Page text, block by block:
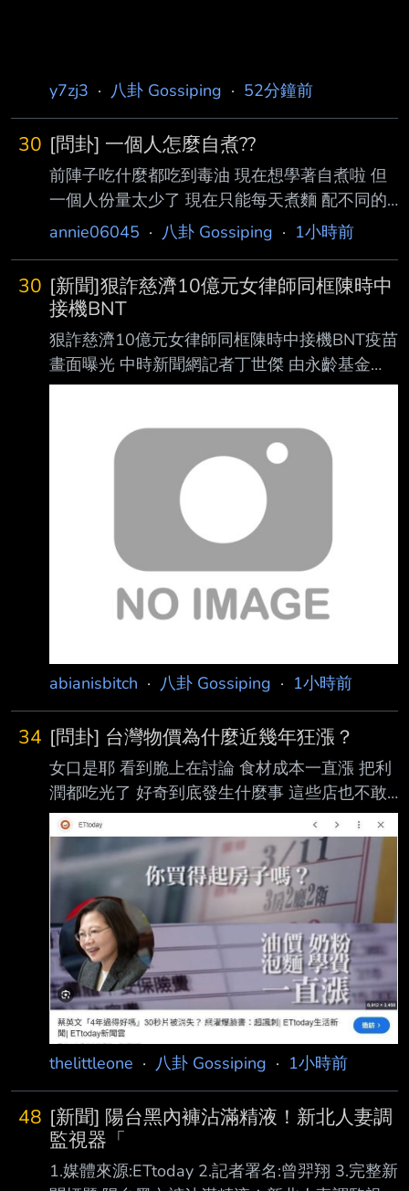
y7zj3 · 八卦 Gossiping · 52分鐘前
30 [問卦] 一個人怎麼自煮??
前陣子吃什麼都吃到毒油 現在想學著自煮啦 但
一個人份量太少了 現在只能每天煮麵 配不同的
罐頭來拌麵吃 感覺有點膩了 有沒有料理高手可
--
annie06045 · 八卦 Gossiping · 1小時前
30 [新聞]狠詐慈濟10億元女律師同框陳時中
接機BNT
狠詐慈濟10億元女律師同框陳時中接機BNT疫苗
畫面曝光 中時新聞網記者丁世傑 由永齡基金
會、台積電和慈濟等民間單位購買輝瑞BNT疫
晨7時運抵桃園機場。
https://images.chinatimes.com/newsphoto/202
6-08-07/1024/20260807004033.jpg 中央疫
情指揮中心指揮官陳時中（中）、台積電慈善基
金會董事長張淑芬（左四）、慈濟基 金會執行
長顏博文（右四）到場接機，右一為律師陳昱
瑄。（資料照片，陳麒全攝）
abianisbitch · 八卦 Gossiping · 1小時前
34 [問卦] 台灣物價為什麼近幾年狂漲？
女口是耶 看到脆上在討論 食材成本一直漲 把利
潤都吃光了 好奇到底發生什麼事 這些店也不敢
繼續漲價 不然普通上班族薪水也沒漲 到時候生
意狂掉 有沒有物價狂漲的八卦？ --
https://i.imgur.com/edDklnN.gif --
thelittleone · 八卦 Gossiping · 1小時前
48 [新聞] 陽台黑內褲沾滿精液！新北人妻調
監視器「
1.媒體來源:ETtoday 2.記者署名:曾羿翔 3.完整新